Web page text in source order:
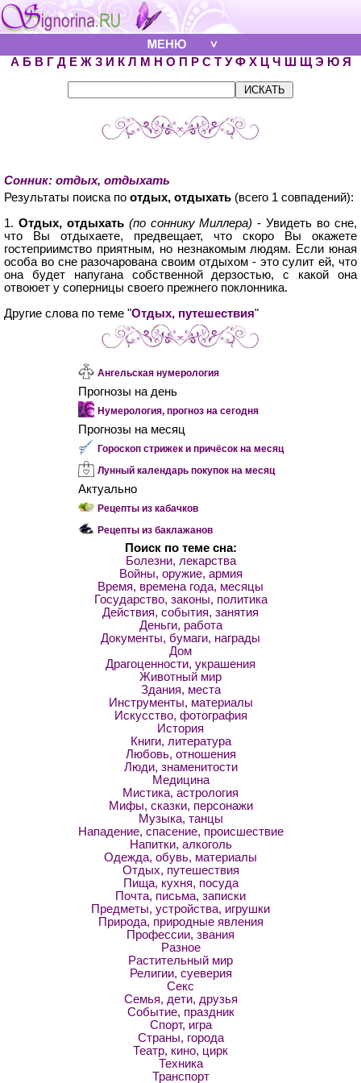
А Б В Г Д Е Ж З И К Л М Н О П Р С Т У Ф Х Ц Ч Ш Щ Э Ю Я
Сонник: отдых, отдыхать
Результаты поиска по отдых, отдыхать (всего 1 совпадений):
1. Отдых, отдыхать (по соннику Миллера) - Увидеть во сне,
что Вы отдыхаете, предвещает, что скоро Вы окажете
гостеприимство приятным, но незнакомым людям. Если юная
особа во сне разочарована своим отдыхом - это сулит ей, что
она будет напугана собственной дерзостью, с какой она
отвоюет у соперницы своего прежнего поклонника.
Другие слова по теме "Отдых, путешествия"
Ангельская нумерология
Прогнозы на день
Нумерология, прогноз на сегодня
Прогнозы на месяц
Гороскоп стрижек и причёсок на месяц
Лунный календарь покупок на месяц
Актуально
Рецепты из кабачков
Рецепты из баклажанов
Поиск по теме сна:
Болезни, лекарства
Войны, оружие, армия
Время, времена года, месяцы
Государство, законы, политика
Действия, события, занятия
Деньги, работа
Документы, бумаги, награды
Дом
Драгоценности, украшения
Животный мир
Здания, места
Инструменты, материалы
Искусство, фотография
История
Книги, литература
Любовь, отношения
Люди, знаменитости
Медицина
Мистика, астрология
Мифы, сказки, персонажи
Музыка, танцы
Нападение, спасение, происшествие
Напитки, алкоголь
Одежда, обувь, материалы
Отдых, путешествия
Пища, кухня, посуда
Почта, письма, записки
Предметы, устройства, игрушки
Природа, природные явления
Профессии, звания
Разное
Растительный мир
Религии, суеверия
Секс
Семья, дети, друзья
Событие, праздник
Спорт, игра
Страны, города
Театр, кино, цирк
Техника
Транспорт